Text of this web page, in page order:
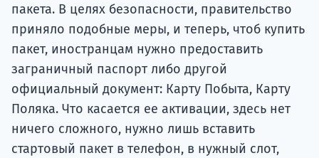
пакета. В целях безопасности, правительство
приняло подобные меры, и теперь, чтоб купить
пакет, иностранцам нужно предоставить
заграничный паспорт либо другой
официальный документ: Карту Побыта, Карту
Поляка. Что касается ее активации, здесь нет
ничего сложного, нужно лишь вставить
стартовый пакет в телефон, в нужный слот,